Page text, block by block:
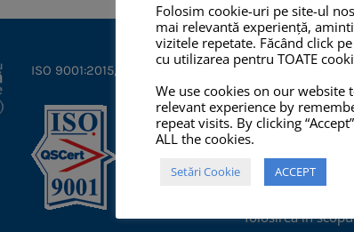
ISO 9001:2015, ISO 14001:2015
TOATE imaginile
acest site sunt
privată și NU este
folosirea în
Folosim cookie-uri pe site-ul
mai relevantă experiență,
vizitele repetate. Făcând click
cu utilizarea pentru TOATE
We use cookies on our website
relevant experience by
repeat visits. By clicking
ALL the cookies.
Setări Cookie ACCEPT